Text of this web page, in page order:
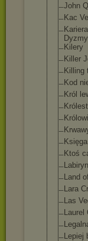
John Q
Kac
Dyzmy
Kilery
Killer
Killing
Kod
Król
Ktoś
Land
Lara
Las
Laurel
Lepiej